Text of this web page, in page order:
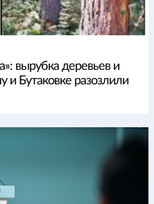
вырубка деревьев и
Бутаковке разозлили